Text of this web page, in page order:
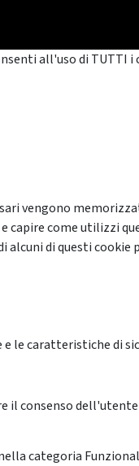
all'uso di TUTTI i
vengono
capire come utilizzi
alcuni di questi
le caratteristiche di
il consenso
categoria